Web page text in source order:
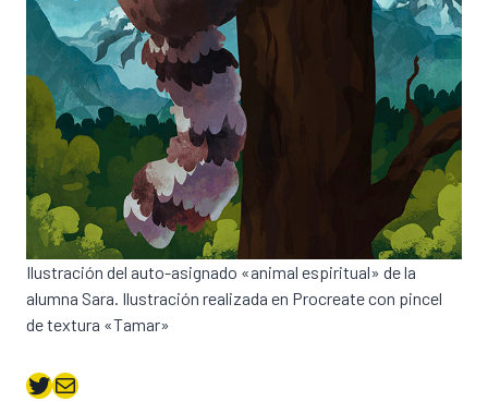
Ilustración del auto-asignado «animal espiritual» de la
alumna Sara. Ilustración realizada en Procreate con pincel
de textura «Tamar»
Twitter Correo electrónico